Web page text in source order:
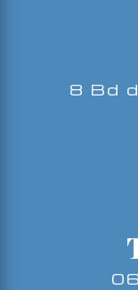
8 Bd de Québec, 45000